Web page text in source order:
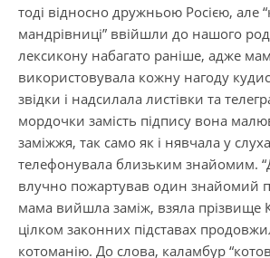
тоді відносно дружньою Росією, але
мандрівниці” ввійшли до нашого
лексикону набагато раніше, адже
використовувала кожну нагоду
звідки і надсилала листівки та
мордочки замість підпису вона
заміжжя, так само як і нявчала у
телефонувала близьким знайомим.
влучно пожартував один знайомий
мама вийшла заміж, взяла прізвище
цілком законних підставах
котоманію. До слова, каламбур